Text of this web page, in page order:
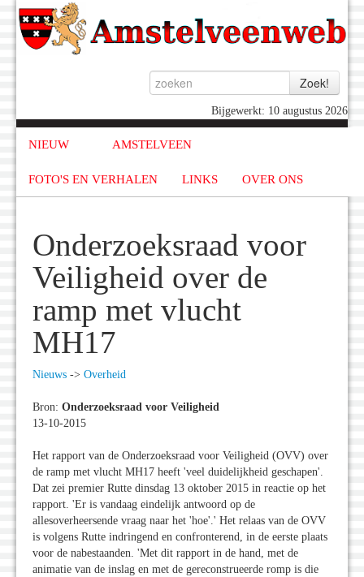
Bijgewerkt: 10 augustus 2026
NIEUW AMSTELVEEN
FOTO'S EN VERHALEN LINKS OVER ONS
Onderzoeksraad voor
Veiligheid over de
ramp met vlucht
MH17
Nieuws -> Overheid
Bron: Onderzoeksraad voor Veiligheid
13-10-2015
Het rapport van de Onderzoeksraad voor Veiligheid (OVV) over
de ramp met vlucht MH17 heeft 'veel duidelijkheid geschapen'.
Dat zei premier Rutte dinsdag 13 oktober 2015 in reactie op het
rapport. 'Er is vandaag eindelijk antwoord op de
allesoverheersende vraag naar het 'hoe'.' Het relaas van de OVV
is volgens Rutte indringend en confronterend, in de eerste plaats
voor de nabestaanden. 'Met dit rapport in de hand, met de
animatie van de inslag en met de gereconstrueerde romp is die